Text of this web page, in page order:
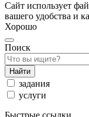
Сайт использует
вашего удобства и
Хорошо
Поиск
Найти
задания
услуги
Быстрые ссылки